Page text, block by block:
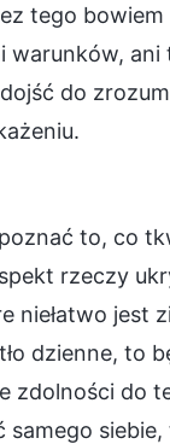
tego bowiem
warunków,
do
to, co
rzeczy
niełatwo jest
dzienne, to
zdolności do
samego